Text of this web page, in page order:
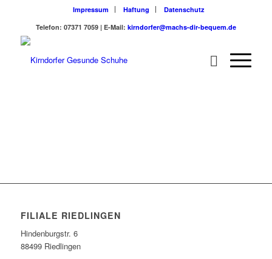
Impressum Haftung
Datenschutz
Telefon: 07371 7059 | E-Mail: kirndorfer@machs-dir-bequem.de
FILIALE RIEDLINGEN
Hindenburgstr. 6
88499 Riedlingen